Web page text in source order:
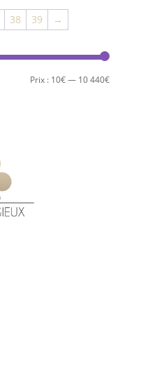
38 39 →
Prix
Prix
Prix : 10€— 10 440€